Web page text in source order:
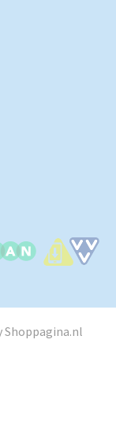
Shoppagina.nl